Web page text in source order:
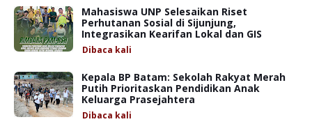
Mahasiswa UNP Selesaikan Riset
Perhutanan Sosial di Sijunjung,
Integrasikan Kearifan Lokal dan GIS
Dibaca kali
Kepala BP Batam: Sekolah Rakyat Merah
Putih Prioritaskan Pendidikan Anak
Keluarga Prasejahtera
Dibaca kali